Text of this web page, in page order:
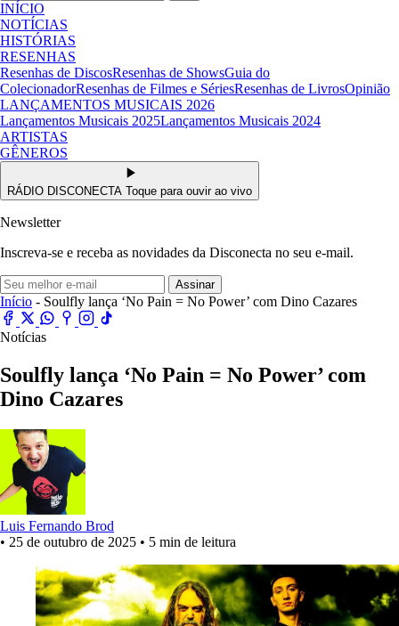
INÍCIO
NOTÍCIAS
HISTÓRIAS
RESENHAS
Resenhas de DiscosResenhas de ShowsGuia do
ColecionadorResenhas de Filmes e SériesResenhas de LivrosOpinião
LANÇAMENTOS MUSICAIS 2026
Lançamentos Musicais 2025Lançamentos Musicais 2024
ARTISTAS
GÊNEROS
RÁDIO DISCONECTA Toque para ouvir ao vivo
Newsletter
Inscreva-se e receba as novidades da Disconecta no seu e-mail.
Assinar
Início - Soulfly lança ‘No Pain = No Power’ com Dino Cazares
Notícias
Soulfly lança ‘No Pain = No Power’ com
Dino Cazares
Luis Fernando Brod
• 25 de outubro de 2025 • 5 min de leitura